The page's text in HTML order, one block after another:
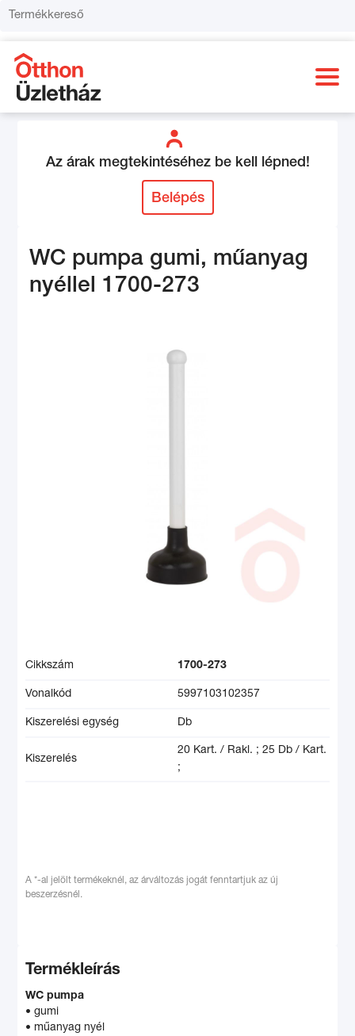
Az árak megtekintéséhez be kell lépned!
Belépés
WC pumpa gumi, műanyag
nyéllel 1700-273
Cikkszám 1700-273
Vonalkód 5997103102357
Kiszerelési egység Db
Kiszerelés
20 Kart. / Rakl. ; 25 Db / Kart.
;
A *-al jelölt termékeknél, az árváltozás jogát fenntartjuk az új
beszerzésnél.
Termékleírás
WC pumpa
• gumi
• műanyag nyél